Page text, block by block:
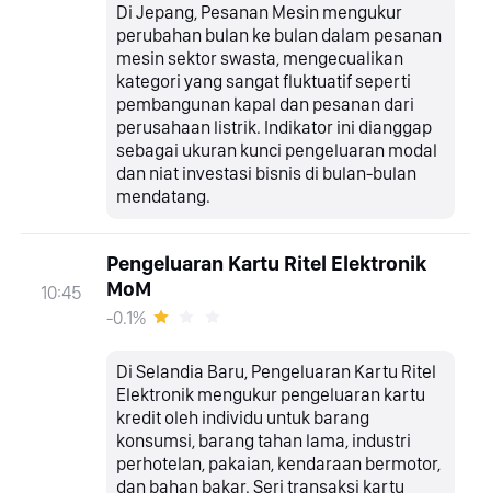
Di Jepang, Pesanan Mesin mengukur
perubahan bulan ke bulan dalam pesanan
mesin sektor swasta, mengecualikan
kategori yang sangat fluktuatif seperti
pembangunan kapal dan pesanan dari
perusahaan listrik. Indikator ini dianggap
sebagai ukuran kunci pengeluaran modal
dan niat investasi bisnis di bulan-bulan
mendatang.
10:45
Pengeluaran Kartu Ritel Elektronik
MoM
-0.1%
Di Selandia Baru, Pengeluaran Kartu Ritel
Elektronik mengukur pengeluaran kartu
kredit oleh individu untuk barang
konsumsi, barang tahan lama, industri
perhotelan, pakaian, kendaraan bermotor,
dan bahan bakar. Seri transaksi kartu